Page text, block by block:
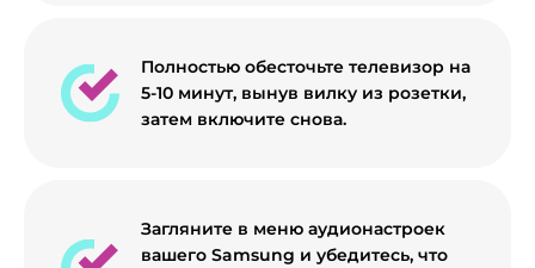
Полностью обесточьте телевизор на
5-10 минут, вынув вилку из розетки,
затем включите снова.
Загляните в меню аудионастроек
вашего Samsung и убедитесь, что